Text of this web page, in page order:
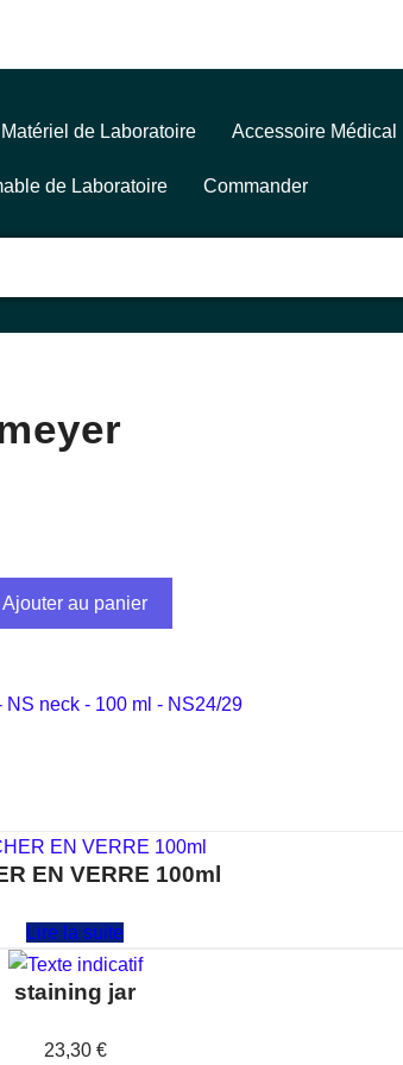
Matériel de Laboratoire Accessoire Médical
de Laboratoire Commander
Ajouter au panier
NS neck - 100 ml - NS24/29
EN VERRE 100ml
Lire la suite
staining jar
23,30 €